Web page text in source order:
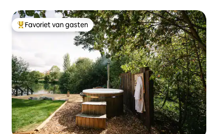
Topfavoriet van gasten
Favoriet van gasten